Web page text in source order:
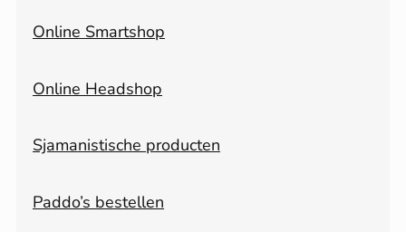
Online Smartshop
Online Headshop
Sjamanistische producten
Paddo’s bestellen